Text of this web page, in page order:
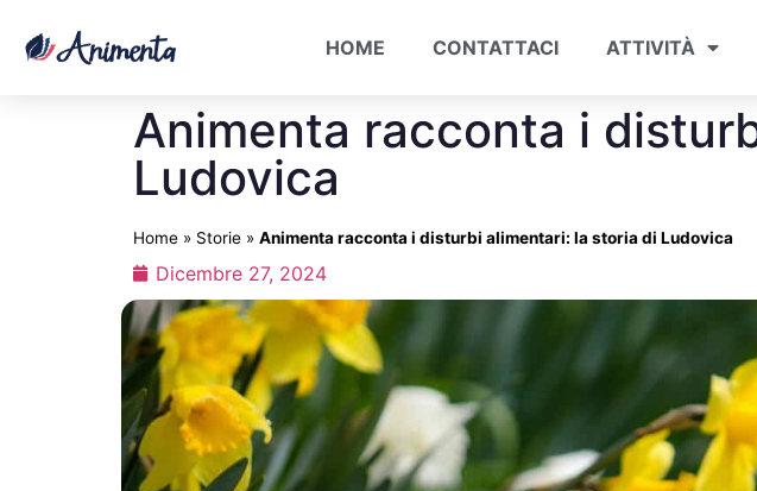
HOME CONTATTACI ATTIVITÀ
Animenta racconta i
Ludovica
Home » Storie » Animenta racconta i disturbi alimentari: la storia di Ludovica
Dicembre 27, 2024